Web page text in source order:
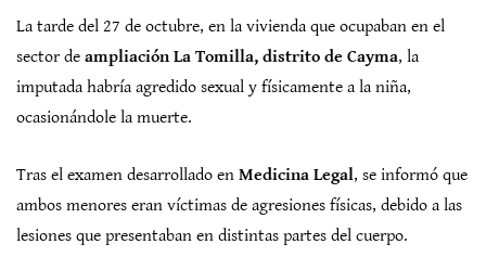
La tarde del 27 de octubre, en la vivienda que ocupaban en el
sector de ampliación La Tomilla, distrito de Cayma, la
imputada habría agredido sexual y físicamente a la niña,
ocasionándole la muerte.
Tras el examen desarrollado en Medicina Legal, se informó que
ambos menores eran víctimas de agresiones físicas, debido a las
lesiones que presentaban en distintas partes del cuerpo.